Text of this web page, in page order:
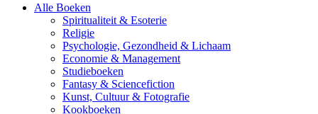
Alle Boeken
Spiritualiteit & Esoterie
Religie
Psychologie, Gezondheid & Lichaam
Economie & Management
Studieboeken
Fantasy & Sciencefiction
Kunst, Cultuur & Fotografie
Kookboeken